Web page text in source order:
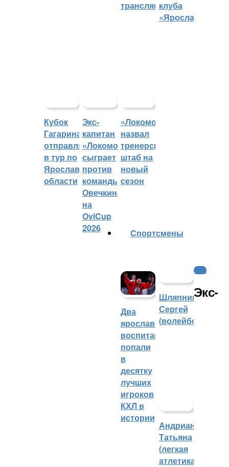
трансляцийклуба
«Ярославич»
Кубок
Гагарина
отправляется
в тур по
Ярославской
области
Экс-
капитан
«Локомотива»
сыграет
против
команды
Овечкина
на
OviCup
2026
«Локомотив»
назвал
тренерский
штаб на
новый
сезон
Cпортсмены
Два
ярославских
воспитанника
попали
в
десятку
лучших
игроков
КХЛ в
истории
Шляпников
Сергей
(волейбол)
Андрианова
Татьяна
(легкая
атлетика)
ФНЛ
Экс-